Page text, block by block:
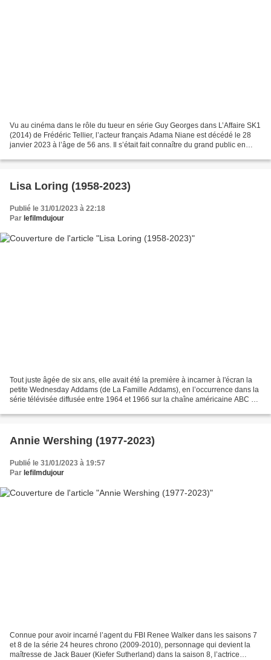
Vu au cinéma dans le rôle du tueur en série Guy Georges dans L’Affaire SK1
(2014) de Frédéric Tellier, l’acteur français Adama Niane est décédé le 28
janvier 2023 à l’âge de 56 ans. Il s’était fait connaître du grand public en
Lisa Loring (1958-2023)
Publié le 31/01/2023 à 22:18
Par lefilmdujour
Tout juste âgée de six ans, elle avait été la première à incarner à l'écran la
petite Wednesday Addams (de La Famille Addams), en l’occurrence dans la
série télévisée diffusée entre 1964 et 1966 sur la chaîne américaine ABC et
Annie Wershing (1977-2023)
Publié le 31/01/2023 à 19:57
Par lefilmdujour
Connue pour avoir incarné l’agent du FBI Renee Walker dans les saisons 7
et 8 de la série 24 heures chrono (2009-2010), personnage qui devient la
maîtresse de Jack Bauer (Kiefer Sutherland) dans la saison 8, l’actrice